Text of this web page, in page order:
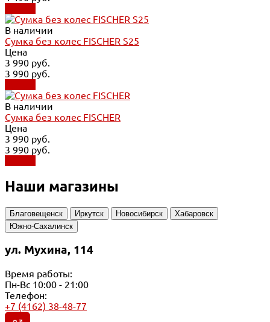
В наличии
Сумка без колес FISCHER S25
Цена
3 990 руб.
3 990 руб.
В наличии
Сумка без колес FISCHER
Цена
3 990 руб.
3 990 руб.
Наши магазины
Благовещенск Иркутск Новосибирск
Хабаровск
Южно-Сахалинск
ул. Мухина, 114
Время работы:
Пн-Вс 10:00 - 21:00
Телефон:
+7 (4162) 38-48-77